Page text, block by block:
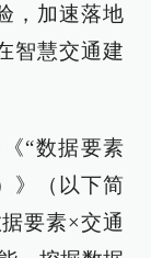
，加速落地
智慧交通建
“数据要素
》（以下简
要素×交通